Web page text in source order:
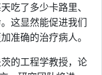
吃了多少卡路里、
这显然能促进我们
准确的治疗病人。
的工程学教授，论